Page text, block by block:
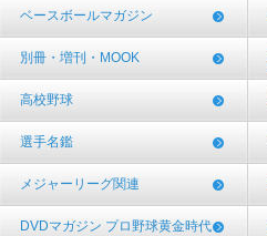
ベースボールマガジン
別冊・増刊・MOOK
高校野球
選手名鑑
メジャーリーグ関連
DVDマガジン プロ野球黄金時代